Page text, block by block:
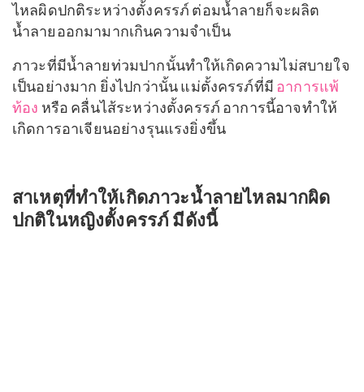
ไหลผิดปกติระหว่างตั้งครรภ์ ต่อมน้ำลายก็จะผลิต
น้ำลายออกมามากเกินความจำเป็น
ภาวะที่มีน้ำลายท่วมปากนั้นทำให้เกิดความไม่สบายใจ
เป็นอย่างมาก ยิ่งไปกว่านั้น แม่ตั้งครรภ์ที่มี อาการแพ้
ท้อง หรือ คลื่นไส้ระหว่างตั้งครรภ์ อาการนี้อาจทำให้
เกิดการอาเจียนอย่างรุนแรงยิ่งขึ้น
สาเหตุที่ทำให้เกิดภาวะน้ำลายไหลมากผิด
ปกติในหญิงตั้งครรภ์ มีดังนี้